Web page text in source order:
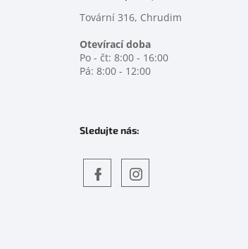
Tovární 316, Chrudim
Otevírací doba
Po - čt: 8:00 - 16:00
Pá: 8:00 - 12:00
Sledujte nás: